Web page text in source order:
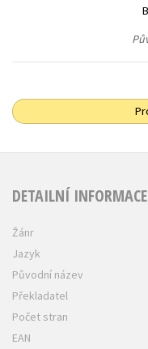
DETAILNÍ INFORMACE
Žánr
Jazyk
Původní název
Překladatel
Počet stran
EAN